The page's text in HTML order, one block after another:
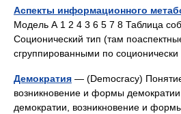
Аспекты информационного
Модель А 1 2 4 3 6 5 7 8 Таблица
Соционический тип (там
сгруппированными по
Демократия — (Democracy)
возникновение и формы
демократии, возникновение и